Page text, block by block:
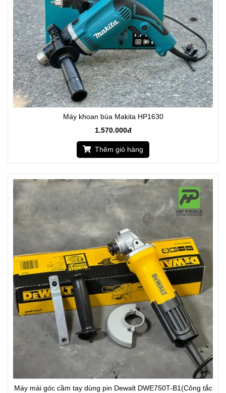
Máy khoan búa Makita HP1630
1.570.000đ
Thêm giỏ hàng
Máy mài góc cầm tay dùng pin Dewalt DWE750T-B1(Công tắc